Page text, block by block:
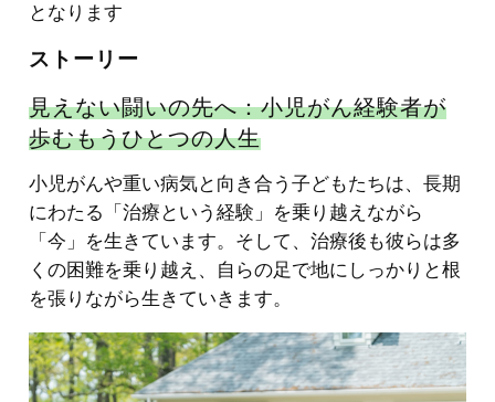
となります
ストーリー
見えない闘いの先へ：小児がん経験者が
歩むもうひとつの人生
小児がんや重い病気と向き合う子どもたちは、長期
にわたる「治療という経験」を乗り越えながら
「今」を生きています。そして、治療後も彼らは多
くの困難を乗り越え、自らの足で地にしっかりと根
を張りながら生きていきます。